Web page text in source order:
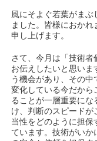
風にそよぐ若葉がま
ました。皆様におか
申し上げます。
さて、今月は「技術者
お伝えしたいと思い
う機会があり、その中
変化している今だから
ることが一層重要にな
け、判断のスピード
当性をどのように担保
ています。技術がいか